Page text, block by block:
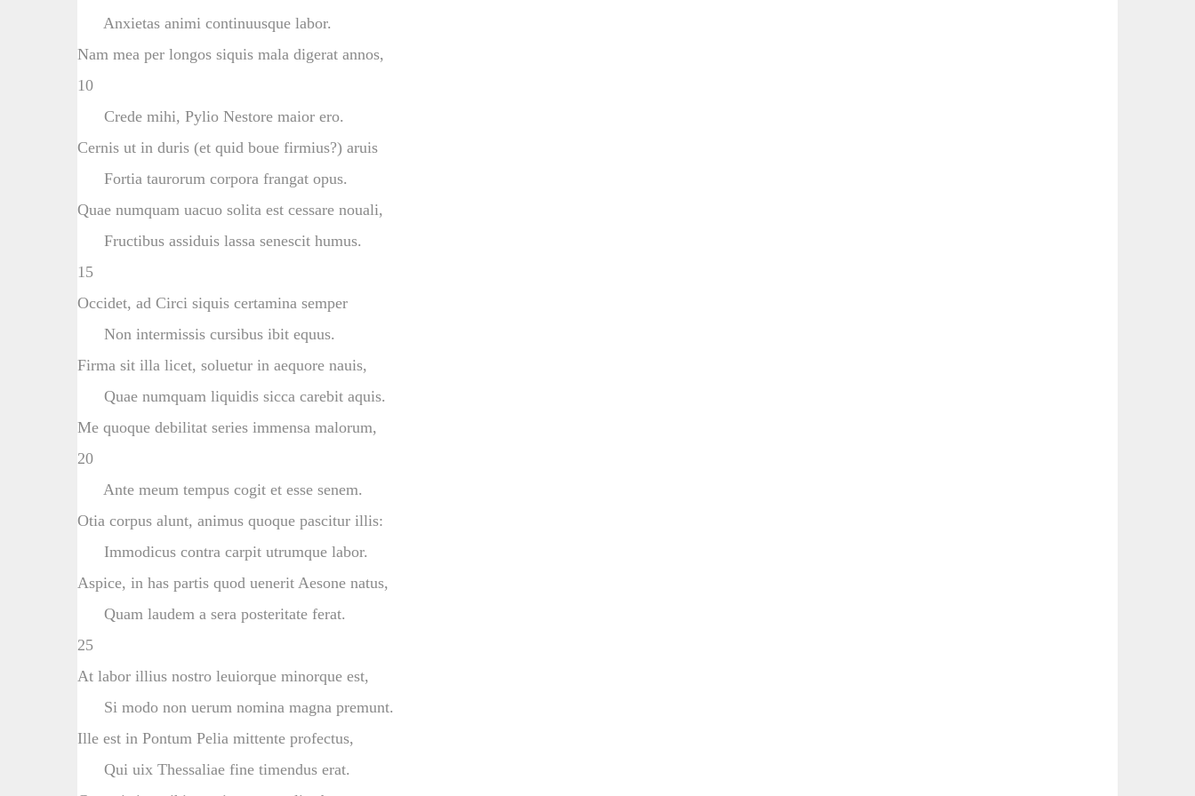
Anxietas animi continuusque labor.
Nam mea per longos siquis mala digerat annos,
10
Crede mihi, Pylio Nestore maior ero.
Cernis ut in duris (et quid boue firmius?) aruis
Fortia taurorum corpora frangat opus.
Quae numquam uacuo solita est cessare nouali,
Fructibus assiduis lassa senescit humus.
15
Occidet, ad Circi siquis certamina semper
Non intermissis cursibus ibit equus.
Firma sit illa licet, soluetur in aequore nauis,
Quae numquam liquidis sicca carebit aquis.
Me quoque debilitat series immensa malorum,
20
Ante meum tempus cogit et esse senem.
Otia corpus alunt, animus quoque pascitur illis:
Immodicus contra carpit utrumque labor.
Aspice, in has partis quod uenerit Aesone natus,
Quam laudem a sera posteritate ferat.
25
At labor illius nostro leuiorque minorque est,
Si modo non uerum nomina magna premunt.
Ille est in Pontum Pelia mittente profectus,
Qui uix Thessaliae fine timendus erat.